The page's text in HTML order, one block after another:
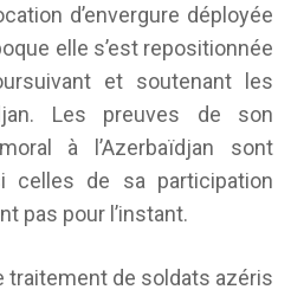
d’envergure déployée
elle s’est repositionnée
et soutenant les
Les preuves de son
à l’Azerbaïdjan sont
celles de sa participation
pas pour l’instant.
traitement de soldats azéris